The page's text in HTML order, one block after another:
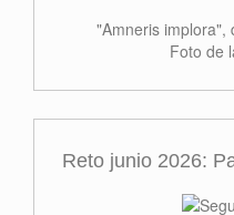
"Amneris implora",
Foto de
Reto junio 2026: